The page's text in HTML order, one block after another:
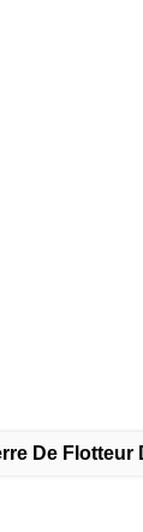
De Flotteur